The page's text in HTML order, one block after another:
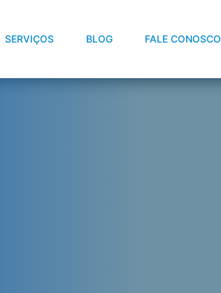
SERVIÇOS BLOG FALE CONOSCO